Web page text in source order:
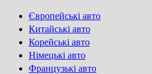
Skip
content
Європейські авто
Китайські авто
Корейські авто
Німецькі авто
Французькі авто